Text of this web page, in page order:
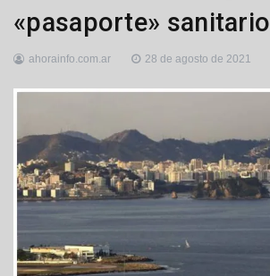
«pasaporte» sanitario
ahorainfo.com.ar 28 de agosto de 2021